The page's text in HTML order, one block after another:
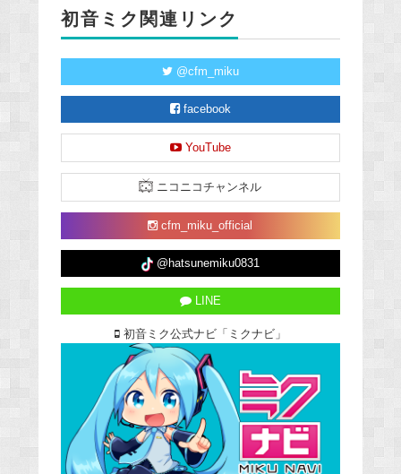
初音ミク関連リンク
@cfm_miku
facebook
YouTube
ニコニコチャンネル
cfm_miku_official
@hatsunemiku0831
LINE
初音ミク公式ナビ「ミクナビ」